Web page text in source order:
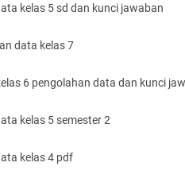
kelas 5 sd dan kunci jawaban
data kelas 7
6 pengolahan data dan kunci
kelas 5 semester 2
kelas 4 pdf